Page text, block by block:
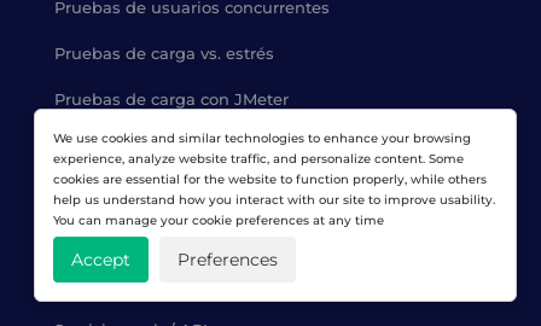
Pruebas de usuarios concurrentes
Pruebas de carga vs. estrés
Pruebas de carga con JMeter
PRODUCTOS
Sitios web
Aplicaciones web
We use cookies and similar technologies to enhance your browsing
experience, analyze website traffic, and personalize content. Some
cookies are essential for the website to function properly, while others
help us understand how you interact with our site to improve usability.
You can manage your cookie preferences at any time
Accept Preferences